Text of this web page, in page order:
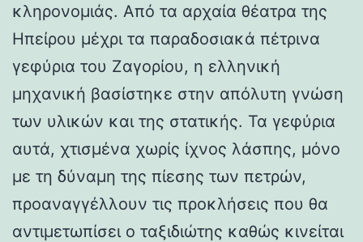
κληρονομιάς. Από τα αρχαία θέατρα της
Ηπείρου μέχρι τα παραδοσιακά πέτρινα
γεφύρια του Ζαγορίου, η ελληνική
μηχανική βασίστηκε στην απόλυτη γνώση
των υλικών και της στατικής. Τα γεφύρια
αυτά, χτισμένα χωρίς ίχνος λάσπης, μόνο
με τη δύναμη της πίεσης των πετρών,
προαναγγέλλουν τις προκλήσεις που θα
αντιμετωπίσει ο ταξιδιώτης καθώς κινείται